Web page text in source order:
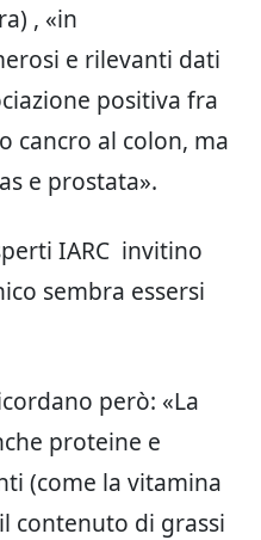
, «in
e rilevanti dati
positiva fra
cancro al colon, ma
e prostata».
IARC invitino
sembra essersi
però: «La
proteine e
(come la vitamina
contenuto di grassi